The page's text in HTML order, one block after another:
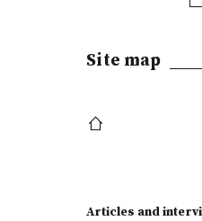
Site map
Articles and